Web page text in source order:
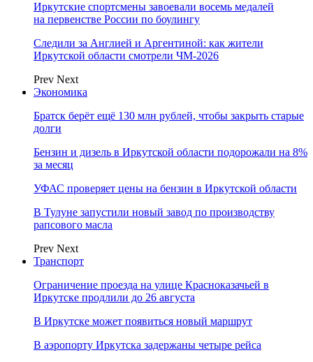
Иркутские спортсмены завоевали восемь медалей
на первенстве России по боулингу
Следили за Англией и Аргентиной: как жители
Иркутской области смотрели ЧМ-2026
Prev Next
Экономика
Братск берёт ещё 130 млн рублей, чтобы закрыть старые
долги
Бензин и дизель в Иркутской области подорожали на 8%
за месяц
УФАС проверяет цены на бензин в Иркутской области
В Тулуне запустили новый завод по производству
рапсового масла
Prev Next
Транспорт
Ограничение проезда на улице Красноказачьей в
Иркутске продлили до 26 августа
В Иркутске может появиться новый маршрут
В аэропорту Иркутска задержаны четыре рейса